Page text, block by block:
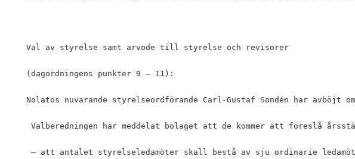
Val av styrelse samt arvode till styrelse och revisorer
(dagordningens punkter 9 – 11):
Nolatos nuvarande styrelseordförande Carl-Gustaf Sondén har avböjt
Valberedningen har meddelat bolaget att de kommer att föreslå
– att antalet styrelseledamöter skall bestå av sju ordinarie